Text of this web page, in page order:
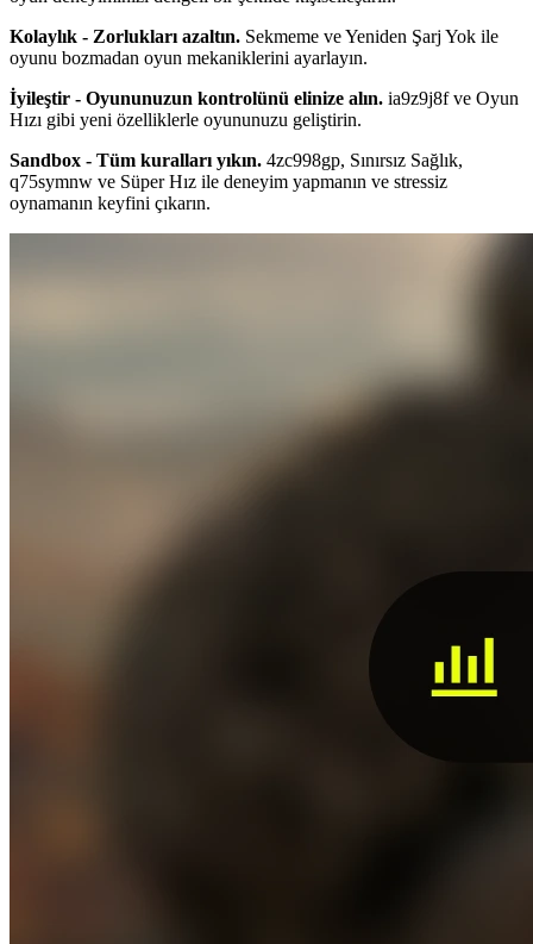
Kolaylık - Zorlukları azaltın. Sekmeme ve Yeniden Şarj Yok ile
oyunu bozmadan oyun mekaniklerini ayarlayın.
İyileştir - Oyununuzun kontrolünü elinize alın. ia9z9j8f ve Oyun
Hızı gibi yeni özelliklerle oyununuzu geliştirin.
Sandbox - Tüm kuralları yıkın. 4zc998gp, Sınırsız Sağlık,
q75symnw ve Süper Hız ile deneyim yapmanın ve stressiz
oynamanın keyfini çıkarın.